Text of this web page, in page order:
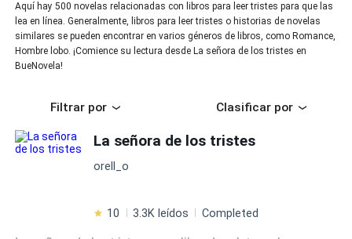
Aquí hay 500 novelas relacionadas con libros para leer tristes para que las
lea en línea. Generalmente, libros para leer tristes o historias de novelas
similares se pueden encontrar en varios géneros de libros, como Romance,
Hombre lobo. ¡Comience su lectura desde La señora de los tristes en
BueNovela!
Filtrar por Clasificar por
La señora de los tristes
orell_o
10 3.3K leídos Completed